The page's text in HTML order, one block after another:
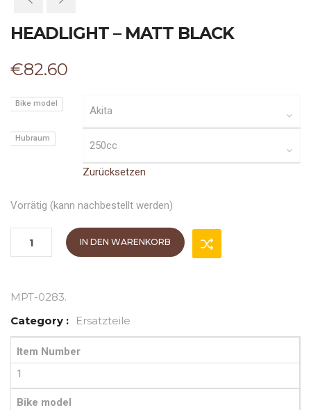
HEADLIGHT – MATT BLACK
€82.60
Bike model
Hubraum
Zurücksetzen
Vorrätig (kann nachbestellt werden)
IN DEN WARENKORB
MPT-0283.
Category :
Ersatzteile
Item Number
1
Bike model